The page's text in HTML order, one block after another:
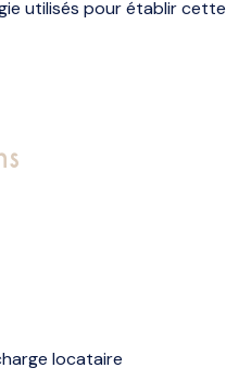
utilisés pour établir cette
locataire